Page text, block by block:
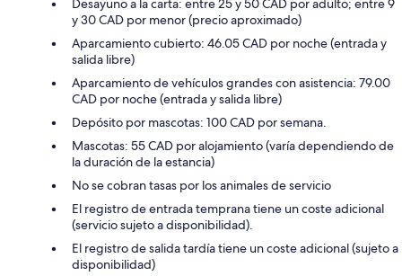
Desayuno a la carta: entre 25 y 50 CAD por adulto; entre 9
y 30 CAD por menor (precio aproximado)
Aparcamiento cubierto: 46.05 CAD por noche (entrada y
salida libre)
Aparcamiento de vehículos grandes con asistencia: 79.00
CAD por noche (entrada y salida libre)
Depósito por mascotas: 100 CAD por semana.
Mascotas: 55 CAD por alojamiento (varía dependiendo de
la duración de la estancia)
No se cobran tasas por los animales de servicio
El registro de entrada temprana tiene un coste adicional
(servicio sujeto a disponibilidad).
El registro de salida tardía tiene un coste adicional (sujeto a
disponibilidad)